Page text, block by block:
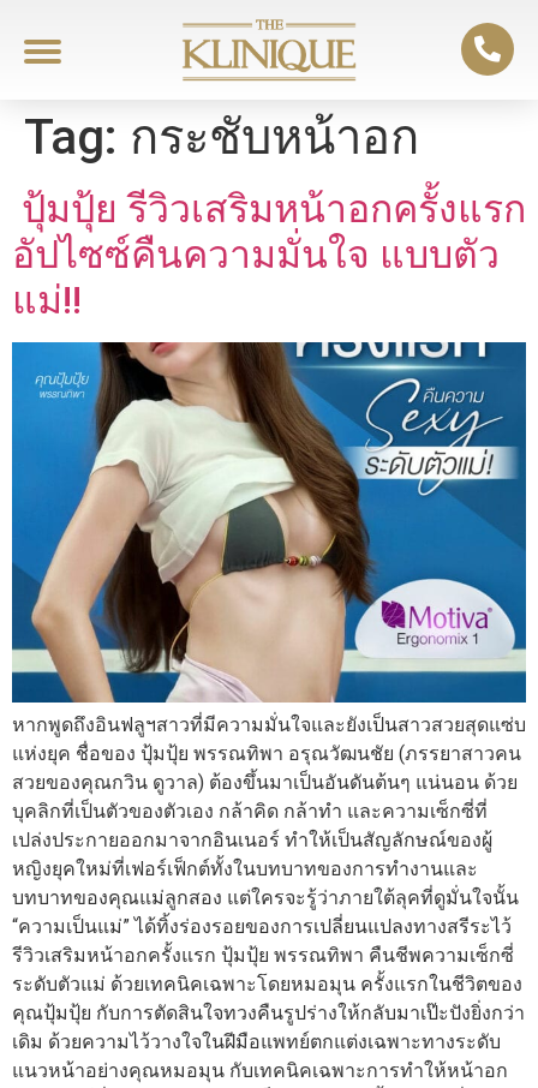
Tag: กระชับหน้าอก
ปุ้มปุ้ย รีวิวเสริมหน้าอกครั้งแรก
อัปไซซ์คืนความมั่นใจ แบบตัว
แม่!!
หากพูดถึงอินฟลูฯสาวที่มีความมั่นใจและยังเป็นสาวสวยสุดแซ่บ
แห่งยุค ชื่อของ ปุ้มปุ้ย พรรณทิพา อรุณวัฒนชัย (ภรรยาสาวคน
สวยของคุณกวิน ดูวาล) ต้องขึ้นมาเป็นอันดันต้นๆ แน่นอน ด้วย
บุคลิกที่เป็นตัวของตัวเอง กล้าคิด กล้าทำ และความเซ็กซี่ที่
เปล่งประกายออกมาจากอินเนอร์ ทำให้เป็นสัญลักษณ์ของผู้
หญิงยุคใหม่ที่เฟอร์เฟ็กต์ทั้งในบทบาทของการทำงานและ
บทบาทของคุณแม่ลูกสอง แต่ใครจะรู้ว่าภายใต้ลุคที่ดูมั่นใจนั้น
“ความเป็นแม่” ได้ทิ้งร่องรอยของการเปลี่ยนแปลงทางสรีระไว้
รีวิวเสริมหน้าอกครั้งแรก ปุ้มปุ้ย พรรณทิพา คืนชีพความเซ็กซี่
ระดับตัวแม่ ด้วยเทคนิคเฉพาะโดยหมอมุน ครั้งแรกในชีวิตของ
คุณปุ้มปุ้ย กับการตัดสินใจทวงคืนรูปร่างให้กลับมาเป๊ะปังยิ่งกว่า
เดิม ด้วยความไว้วางใจในฝีมือแพทย์ตกแต่งเฉพาะทางระดับ
แนวหน้าอย่างคุณหมอมุน กับเทคนิคเฉพาะการทำให้หน้าอก